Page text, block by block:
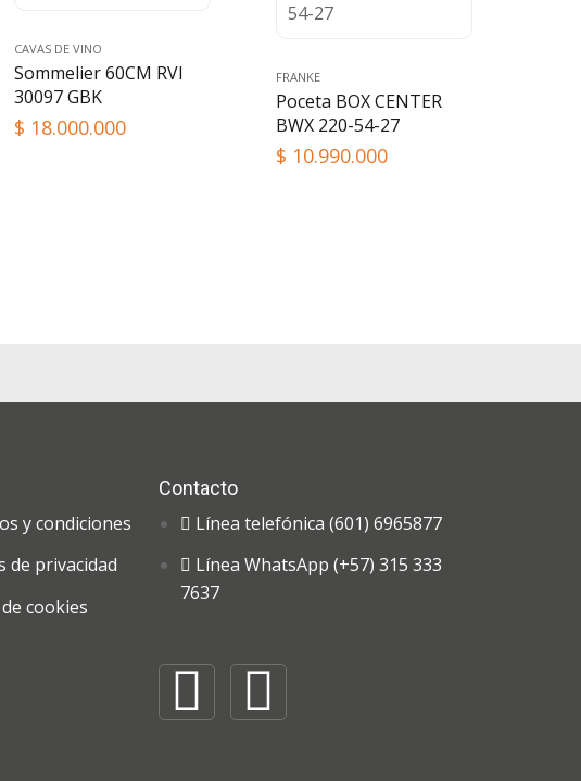
CAVAS DE VINO
Sommelier 60CM RVI
30097 GBK
$ 18.000.000
FRANKE
Poceta BOX CENTER
BWX 220-54-27
$ 10.990.000
y condiciones
de privacidad
cookies
Contacto
Línea telefónica (601) 6965877
Línea WhatsApp (+57) 315 333
7637